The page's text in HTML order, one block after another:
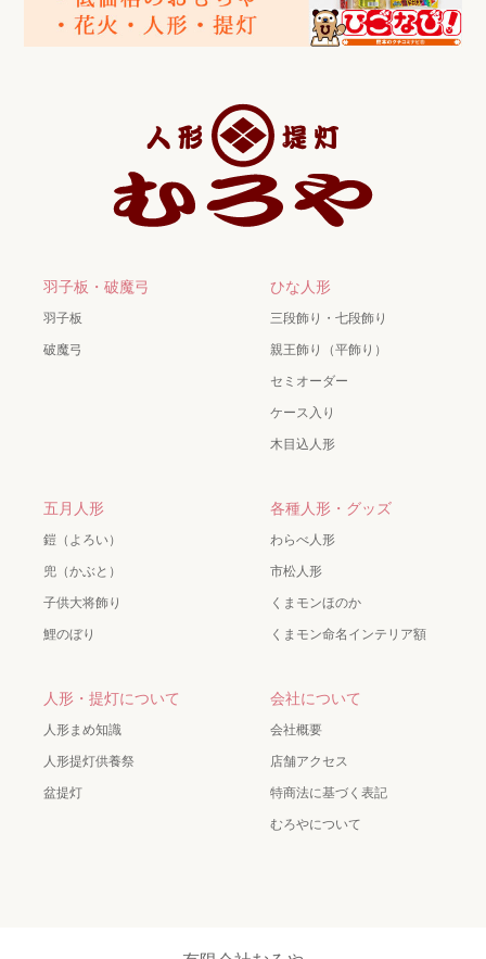
羽子板・破魔弓
羽子板
破魔弓
ひな人形
三段飾り・七段飾り
親王飾り（平飾り）
セミオーダー
ケース入り
木目込人形
五月人形
鎧（よろい）
兜（かぶと）
子供大将飾り
鯉のぼり
各種人形・グッズ
わらべ人形
市松人形
くまモンほのか
くまモン命名インテリア額
人形・提灯について
人形まめ知識
人形提灯供養祭
盆提灯
会社について
会社概要
店舗アクセス
特商法に基づく表記
むろやについて